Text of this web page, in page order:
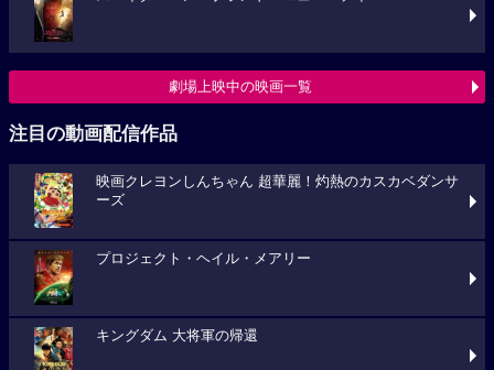
劇場上映中の映画一覧
注目の動画配信作品
映画クレヨンしんちゃん 超華麗！灼熱のカスカベダンサ
ーズ
プロジェクト・ヘイル・メアリー
キングダム 大将軍の帰還